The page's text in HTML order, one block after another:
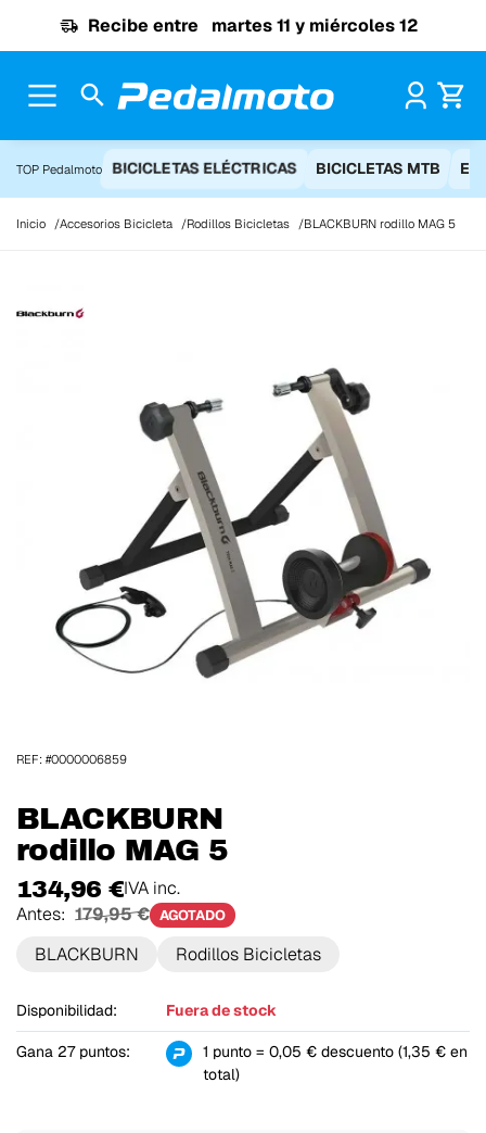
Recibe entre martes 11 y miércoles 12
TOP Pedalmoto BICICLETAS ELÉCTRICAS BICICLETAS MTB
Inicio Accesorios Bicicleta Rodillos Bicicletas BLACKBURN rodillo MAG 5
BLACKBURN
rodillo MAG 5
134,96 €IVA inc.
Antes: 179,95 € AGOTADO
BLACKBURN Rodillos Bicicletas
Disponibilidad: Fuera de stock
Gana 27 puntos:
1 punto = 0,05 € descuento (1,35 € en
total)
REF: #0000006859